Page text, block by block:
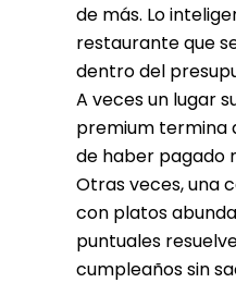
de más. Lo
restaurante que
dentro del
A veces un lugar
premium termina
de haber pagado
Otras veces, una
con platos
puntuales
cumpleaños sin